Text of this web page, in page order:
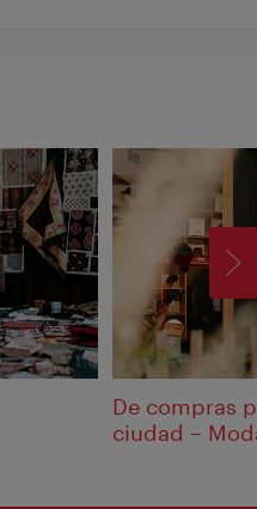
De compras
ciudad –